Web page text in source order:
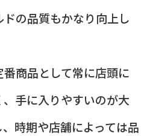
の品質もかなり向上し
商品として常に店頭に
手に入りやすいのが大
時期や店舗によっては品